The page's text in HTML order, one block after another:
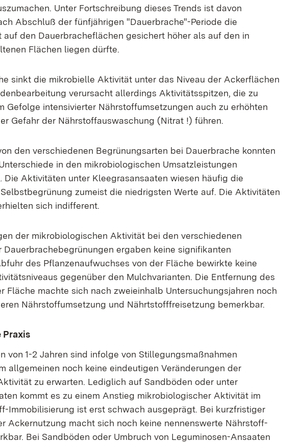
Unter Fortschreibung dieses Trends ist davon
Abschluß der fünfjährigen "Dauerbrache"-Periode die
den Dauerbracheflächen gesichert höher als auf den in
Flächen liegen dürfte.
sinkt die mikrobielle Aktivität unter das Niveau der Ackerflächen
verursacht allerdings Aktivitätsspitzen, die zu
Gefolge intensivierter Nährstoffumsetzungen auch zu erhöhten
Gefahr der Nährstoffauswaschung (Nitrat !) führen.
den verschiedenen Begrünungsarten bei Dauerbrache konnten
in den mikrobiologischen Umsatzleistungen
Die Aktivitäten unter Kleegrasansaaten wiesen häufig die
zumeist die niedrigsten Werte auf. Die Aktivitäten
sich indifferent.
der mikrobiologischen Aktivität bei den verschiedenen
Dauerbrachebegrünungen ergaben keine signifikanten
des Pflanzenaufwuchses von der Fläche bewirkte keine
gegenüber den Mulchvarianten. Die Entfernung des
Fläche machte sich nach zweieinhalb Untersuchungsjahren noch
Nährstoffumsetzung und Nährtstofffreisetzung bemerkbar.
Praxis
von 1-2 Jahren sind infolge von Stillegungsmaßnahmen
allgemeinen noch keine eindeutigen Veränderungen der
zu erwarten. Lediglich auf Sandböden oder unter
kommt es zu einem Anstieg mikrobiologischer Aktivität im
Immobilisierung ist erst schwach ausgeprägt. Bei kurzfristiger
Ackernutzung macht sich noch keine nennenswerte Nährstoff-
Bei Sandböden oder Umbruch von Leguminosen-Ansaaten